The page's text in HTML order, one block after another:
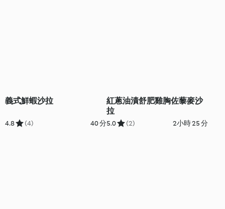
義式鮮蝦沙拉
4.8 (4) 40 分
紅蔥油漬舒肥雞胸佐藜麥沙
拉
5.0 (2) 2小時 25 分